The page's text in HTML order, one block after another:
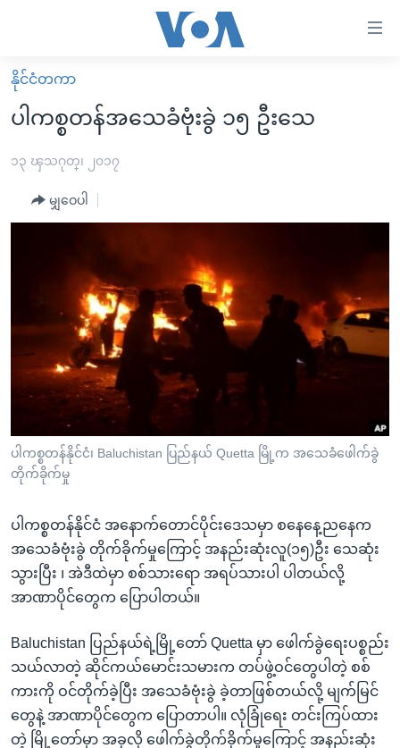
လွယ်ကူ
စေ
Link
များ
အကြောင်းအရာ
ကြည့်
ပင်မ
စာမျက်နှာ
သို့
ကြည့်
ရန်
ရှာဖွေ
ရန်
သို့
ကျော်
ရန်
မူလစာမျက်နှာ
မြန်မာ
ကမ္ဘာ့သတင်းများ
နိုင်ငံတကာ
အမေရိကန်
အစ္စရေး-ပါလက်စတိုင်း
သတင်းလွတ်လပ်ခွင့်
ရပ်ဝန်းတခု လမ်းတခု အလွန်
အင်္ဂလိပ်စာလေ့လာမယ်
အမေရိကန်သုံးအီဒီယံ
မကြေးမုံရဲ့ အင်္ဂလိပ်စာ
ရုပ်ရှင်ထဲက အင်္ဂလိပ်စာ
သုတပဒေသာ အင်္ဂလိပ်စာ
အပတ်စဉ်ကဏ္ဍများ
ရေဒီယို
တီဗွီ
ရေဒီယိုနှင့်ရုပ်သံ အချက်အလက်များ
ရေဒီယို/တီဗွီအစီအစဉ်
Learning English
ဗွီအိုအေ လူမှုကွန်ယက်များ
ဘာသာစကားများ
နိုင်ငံတကာ
ပါကစ္စတန်အသေခံဗုံးခွဲ ၁၅ ဦးသေ
၁၃ ၾသဂုတ္၊ ၂၀၁၇
မျှဝေပါ
ပါကစ္စတန်နိုင်ငံ၊ Baluchistan ပြည်နယ် Quetta မြို့က အသေခံဖေါက်ခွဲ
တိုက်ခိုက်မှု
ပါကစ္စတန်နိုင်ငံ အနောက်တောင်ပိုင်းဒေသမှာ စနေနေ့ညနေက
အသေခံဗုံးခွဲ တိုက်ခိုက်မှုကြောင့် အနည်းဆုံးလူ(၁၅)ဦး သေဆုံး
သွားပြီး ၊ အဲဒီထဲမှာ စစ်သားရော အရပ်သားပါ ပါတယ်လို့
အာဏာပိုင်တွေက ပြောပါတယ်။
Baluchistan ပြည်နယ်ရဲ့မြို့တော် Quetta မှာ ဖေါက်ခွဲရေးပစ္စည်း
သယ်လာတဲ့ ဆိုင်ကယ်မောင်းသမားက တပ်ဖွဲ့ဝင်တွေပါတဲ့ စစ်
ကားကို ဝင်တိုက်ခဲ့ပြီး အသေခံဗုံးခွဲ ခဲ့တာဖြစ်တယ်လို့ မျက်မြင်
တွေနဲ့ အာဏာပိုင်တွေက ပြောတာပါ။ လုံခြုံရေး တင်းကြပ်ထား
တဲ့ မြို့တော်မှာ အခုလို ဖေါက်ခွဲတိုက်ခိုက်မှုကြောင့် အနည်းဆုံး